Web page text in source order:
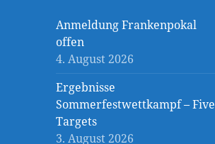
Anmeldung Frankenpokal
offen
4. August 2026
Ergebnisse
Sommerfestwettkampf – Five
Targets
3. August 2026